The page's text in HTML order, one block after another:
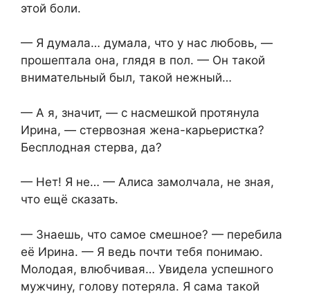
этой боли.
— Я думала… думала, что у нас любовь, —
прошептала она, глядя в пол. — Он такой
внимательный был, такой нежный…
— А я, значит, — с насмешкой протянула
Ирина, — стервозная жена-карьеристка?
Бесплодная стерва, да?
— Нет! Я не… — Алиса замолчала, не зная,
что ещё сказать.
— Знаешь, что самое смешное? — перебила
её Ирина. — Я ведь почти тебя понимаю.
Молодая, влюбчивая… Увидела успешного
мужчину, голову потеряла. Я сама такой